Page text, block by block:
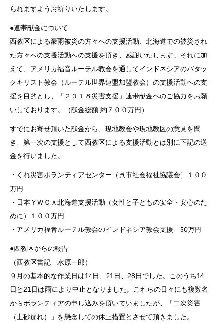
られますようお祈りいたします。
●連帯献金について
西教区による豪雨被災の方々への支援活動、北海道での被災され
た方々への支援活動への支援を頂き、感謝いたします。それに加
えて、アメリカ福音ルーテル教会を通してインドネシアのバタッ
クキリスト教会（ルーテル世界連盟加盟教会）の支援活動への支
援を目的とし、「２０１８災害支援」連帯献金へのご協力をお願
いしております。（献金総額 約７００万円）
すでにお寄せ頂いた献金から、現地教会や現地教区の意見を聞
き、第一次の支援として西教区による支援活動とは別に下記の送
金を行いました。
・くれ災害ボランティアセンター（呉市社会福祉協議会）１００
万円
・日本ＹＷＣＡ北海道支援活動（女性と子どもの安全・安心のた
めに）１００万円
・アメリカ福音ルーテル教会のインドネシア教会支援 50万円
●西教区からの報告
（西教区書記 水原一郎）
９月の基本的な作業日は14日、21日、28日でした。このうち14
日と21日は雨により中止となりました。これらの日々にも複数名
からボランティアの申し込みを頂いていましたが、「二次災害
（土砂崩れ）」を懸念しての休止措置とさせて頂きました。